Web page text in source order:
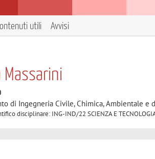
utili Avvisi
Massarini
di Ingegneria Civile, Chimica, Ambientale e
disciplinare: ING-IND/22 SCIENZA E